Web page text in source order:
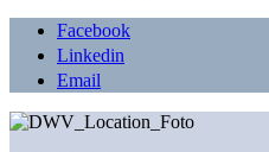
Facebook
Linkedin
Email